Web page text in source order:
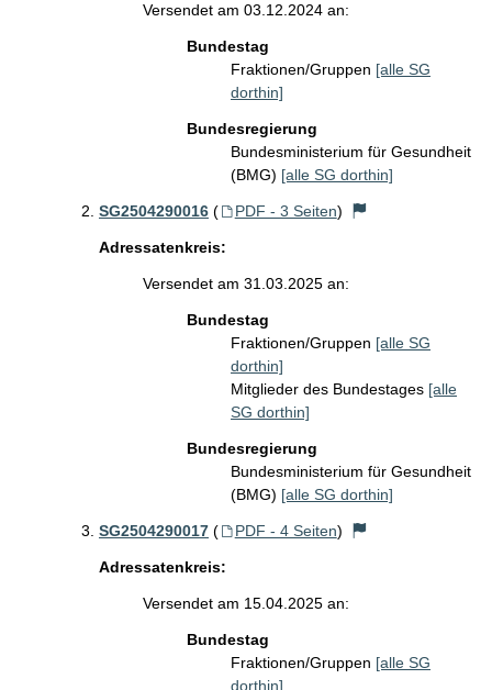
Versendet am 03.12.2024 an:
Bundestag
Fraktionen/Gruppen [alle SG
dorthin]
Bundesregierung
Bundesministerium für Gesundheit
(BMG) [alle SG dorthin]
SG2504290016 ( PDF - 3 Seiten)
Adressatenkreis:
Versendet am 31.03.2025 an:
Bundestag
Fraktionen/Gruppen [alle SG
dorthin]
Mitglieder des Bundestages [alle
SG dorthin]
Bundesregierung
Bundesministerium für Gesundheit
(BMG) [alle SG dorthin]
SG2504290017 ( PDF - 4 Seiten)
Adressatenkreis:
Versendet am 15.04.2025 an:
Bundestag
Fraktionen/Gruppen [alle SG
dorthin]